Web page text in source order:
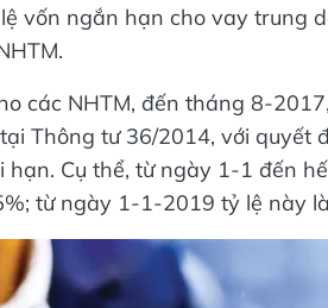
vốn ngắn hạn cho vay trung
các NHTM, đến tháng 8-
Thông tư 36/2014, với
Cụ thể, từ ngày 1-1 đến
từ ngày 1-1-2019 tỷ lệ này